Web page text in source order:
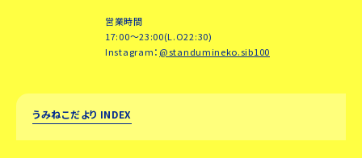
営業時間
17:00～23:00(L.O22:30)
Instagram： @standumineko.sib100
うみねこだより INDEX